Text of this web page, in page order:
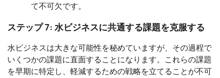
て不可欠です。
ステップ 7: 水ビジネスに共通する課題を克服する
水ビジネスは大きな可能性を秘めていますが、その過程で
いくつかの課題に直面することになります。これらの課題
を早期に特定し、軽減するための戦略を立てることが不可